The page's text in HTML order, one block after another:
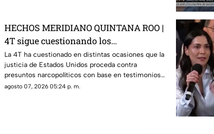
HECHOS MERIDIANO QUINTANA ROO |
4T sigue cuestionando los
señalamientos de E.E.U.U contra
narc0polít1c0s como Rocha Moya
La 4T ha cuestionado en distintas ocasiones que la
justicia de Estados Unidos proceda contra
presuntos narcopolíticos con base en testimonios
de testigos protegidos, un mecanismo que
agosto 07, 2026 05:24 p. m.